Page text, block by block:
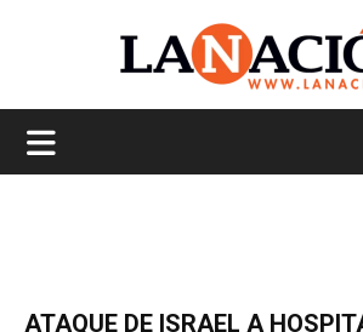
ATAQUE DE ISRAEL A